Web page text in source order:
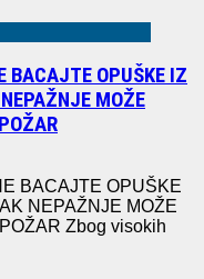
BACAJTE OPUŠKE IZ
MOŽE
BACAJTE OPUŠKE
NEPAŽNJE MOŽE
Zbog visokih